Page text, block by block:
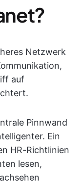
Netzwerk
auf
Pinnwand
Ein
HR-Richtlinien
lesen,